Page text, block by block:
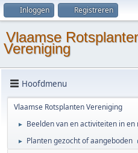
Inloggen Registreren
Vlaamse
Vereniging
Hoofdmenu
Vlaamse Rotsplanten Vereniging
► Beelden van en activiteiten in
► Planten gezocht of aangeboden